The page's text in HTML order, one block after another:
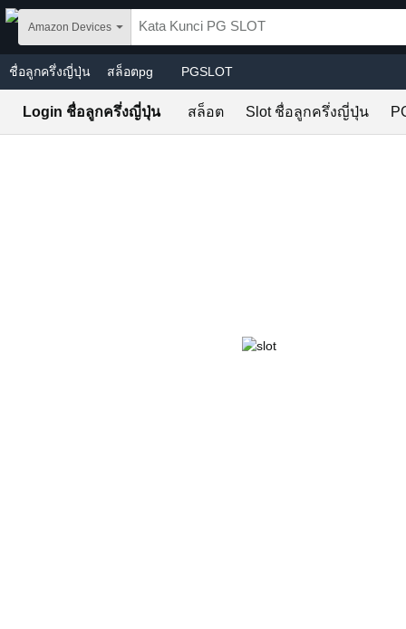
Skip to main content
Amazon Devices
ชื่อลูกครึ่งญี่ปุ่น สล็อตpg PGSLOT
Login ชื่อลูกครึ่งญี่ปุ่น สล็อต Slot ชื่อลูกครึ่งญี่ปุ่น